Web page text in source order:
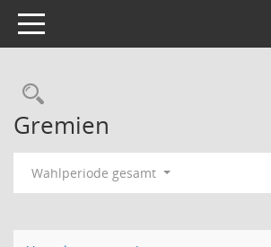
Toggle navigation
Rechercheauswahl
Gremien
Wahlperiode gesamt